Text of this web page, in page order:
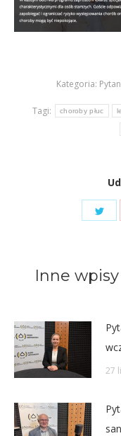
Kategoria:
Tagi: choroby płuc
Inne
27